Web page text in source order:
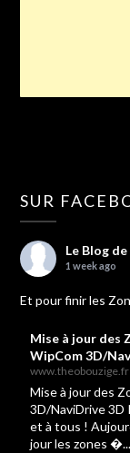
SUR
Le Blog
1 week ago
Et pour finir les
Mise à jour des
WipCom 3D/
www.theobouzige.fr
Mise à jour des
3D/NaviDrive
et à tous !
jour les zones �...